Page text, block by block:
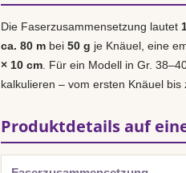
Die Faserzusammensetzung lautet
ca. 80 m bei 50 g je Knäuel, eine
× 10 cm . Für ein Modell in Gr.
kalkulieren – vom ersten Knäuel bis
Produktdetails auf